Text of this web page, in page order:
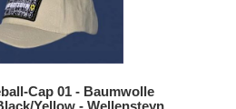
Cap 01 - Baumwolle
Yellow - Wellensteyn